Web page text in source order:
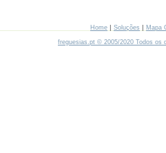
Home | Soluções | Mapa
freguesias.pt © 2005/2020 Todos os